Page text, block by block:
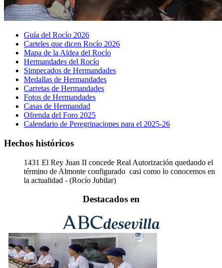
Guía del Rocío 2026
Carteles que dicen Rocío 2026
Mapa de la Aldea del Rocío
Hermandades del Rocío
Simpecados de Hermandades
Medallas de Hermandades
Carretas de Hermandades
Fotos de Hermandades
Casas de Hermandad
Ofrenda del Foro 2025
Calendario de Peregrinaciones para el 2025-26
Hechos históricos
1431 El Rey Juan II concede Real Autorización quedando el
término de Almonte configurado casi como lo conocemos en
la actualidad - (Rocío Jubilar)
Destacados en